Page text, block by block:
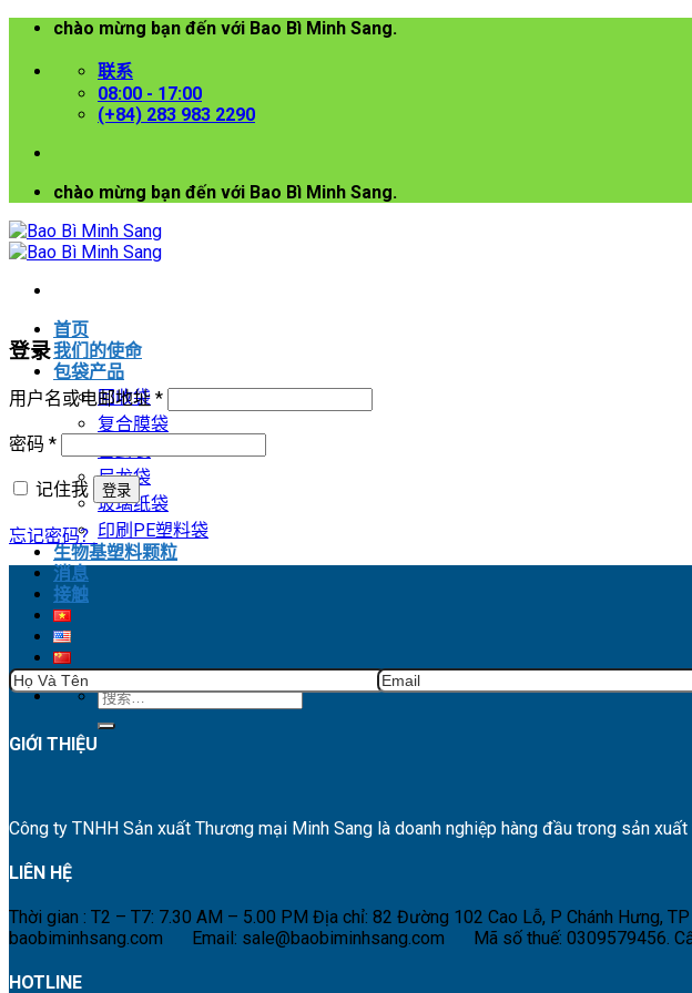
chào mừng bạn đến với Bao Bì Minh Sang.
联系
08:00 - 17:00
(+84) 283 983 2290
chào mừng bạn đến với Bao Bì Minh Sang.
首页
我们的使命
包袋产品
回收袋
复合膜袋
密封袋
尼龙袋
玻璃纸袋
印刷PE塑料袋
生物基塑料颗粒
消息
接触
搜
索：
登录
用户名或电邮地址 *必
填
密码 *必
记住我
登录
忘记密码？
GIỚI THIỆU
Công ty TNHH Sản xuất Thương mại Minh Sang là doanh nghiệp hàng đầu trong sản
LIÊN HỆ
Thời gian : T2 – T7: 7.30 AM – 5.00 PM Địa chỉ: 82 Đường 102 Cao Lỗ, P Chánh Hưng,
baobiminhsang.com
Email: sale@baobiminhsang.com Mã số thuế: 0309579456.
HOTLINE